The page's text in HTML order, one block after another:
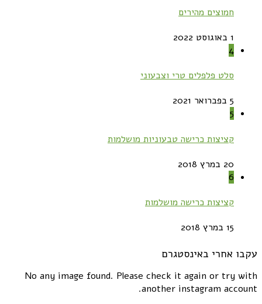
חמוצים מהירים
1 באוגוסט 2022
4
סלט פלפלים טרי וצבעוני
5 בפברואר 2021
5
קציצות כרישה טבעוניות מושלמות
20 במרץ 2018
6
קציצות כרישה מושלמות
15 במרץ 2018
עקבו אחרי באינסטגרם
No any image found. Please check it again or try with
another instagram account.